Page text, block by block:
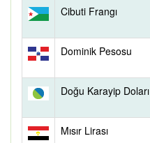
Cibuti Frangı
Dominik Pesosu
Doğu Karayip Doları
Mısır Lirası